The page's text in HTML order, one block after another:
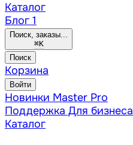
Каталог
Блог 1
Поиск, заказы...
⌘K
Поиск
Корзина
Войти
Новинки Master Pro
Поддержка Для бизнеса
Каталог